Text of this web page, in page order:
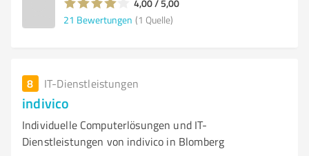
4,00 / 5,00
21 Bewertungen (1 Quelle)
8 IT-Dienstleistungen
indivico
Individuelle Computerlösungen und IT-
Dienstleistungen von indivico in Blomberg